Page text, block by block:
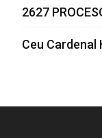
2627
Ceu Cardenal